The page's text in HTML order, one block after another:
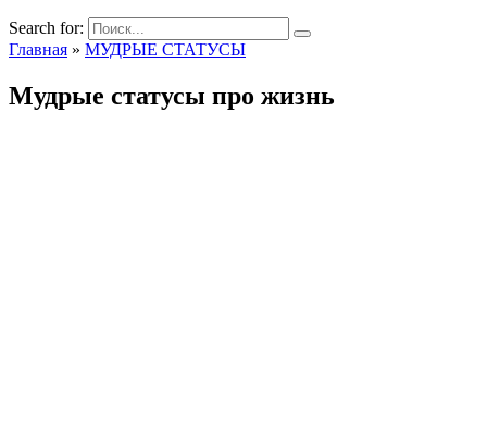
Search for:
Главная » МУДРЫЕ СТАТУСЫ
Мудрые статусы про жизнь